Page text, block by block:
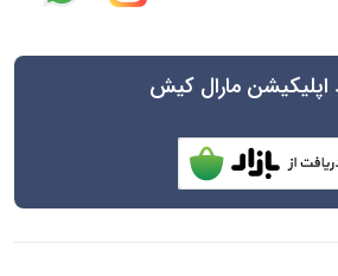
اپلیکیشن مارال کیش